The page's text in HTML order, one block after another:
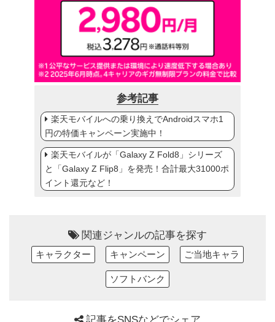
参考記事
楽天モバイルへの乗り換えでAndroidスマホ1
円の特価キャンペーン実施中！
楽天モバイルが「Galaxy Z Fold8」シリーズ
と「Galaxy Z Flip8」を発売！合計最大31000ポ
イント還元など！
関連ジャンルの記事を探す
キャラクター キャンペーン ご当地キャラ
ソフトバンク